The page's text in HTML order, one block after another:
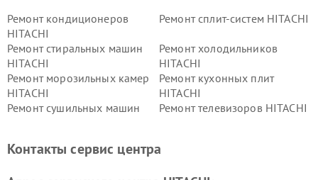
Ремонт кондиционеров
HITACHI
Ремонт сплит-систем HITACHI
Ремонт стиральных машин
HITACHI
Ремонт холодильников
HITACHI
Ремонт морозильных камер
HITACHI
Ремонт кухонных плит
HITACHI
Ремонт сушильных машин
Ремонт телевизоров HITACHI
данных HITACHI
HITACHI
Контакты сервис центра